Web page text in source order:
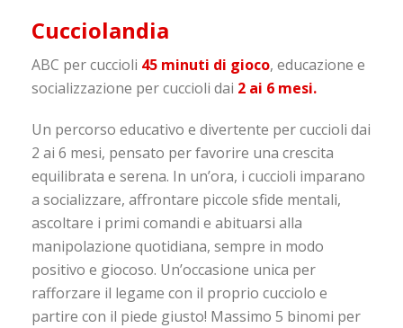
Cucciolandia
ABC per cuccioli 45 minuti di gioco, educazione e
socializzazione per cuccioli dai 2 ai 6 mesi.
Un percorso educativo e divertente per cuccioli dai
2 ai 6 mesi, pensato per favorire una crescita
equilibrata e serena. In un’ora, i cuccioli imparano
a socializzare, affrontare piccole sfide mentali,
ascoltare i primi comandi e abituarsi alla
manipolazione quotidiana, sempre in modo
positivo e giocoso. Un’occasione unica per
rafforzare il legame con il proprio cucciolo e
partire con il piede giusto! Massimo 5 binomi per